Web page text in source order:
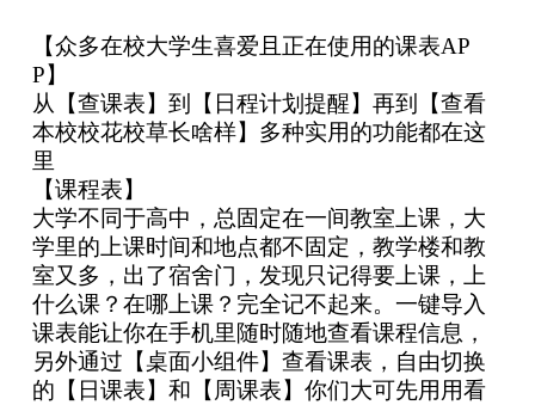
【众多在校大学生喜爱且正在使用的课表AP
P】
从【查课表】到【日程计划提醒】再到【查看
本校校花校草长啥样】多种实用的功能都在这
里
【课程表】
大学不同于高中，总固定在一间教室上课，大
学里的上课时间和地点都不固定，教学楼和教
室又多，出了宿舍门，发现只记得要上课，上
什么课？在哪上课？完全记不起来。一键导入
课表能让你在手机里随时随地查看课程信息，
另外通过【桌面小组件】查看课表，自由切换
的【日课表】和【周课表】你们大可先用用看